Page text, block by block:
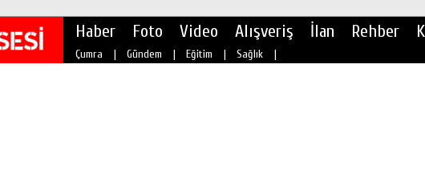
Haber Foto Video Alışveriş İlan Rehber
Çumra | Gündem | Eğitim | Sağlık |